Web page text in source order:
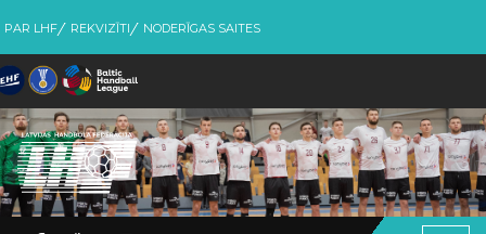
PAR LHF REKVIZĪTI NODERĪGAS SAITES